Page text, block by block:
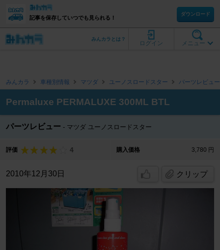
記事を保存していつでも見られる！
ダウンロード
メニュー
ログイン
みんカラとは？
みんカラ 車種別情報 マツダ ユーノスロードスター パーツレビュー
Permaluxe PERMALUXE 300ML BTL
パーツレビュー マツダ ユーノスロードスター
評価 4 購入価格 3,780 円
2010年12月30日 クリップ